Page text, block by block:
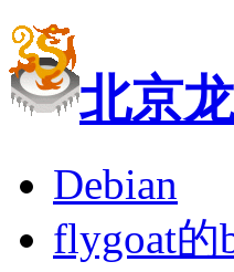
北京
Debian
flygoat的